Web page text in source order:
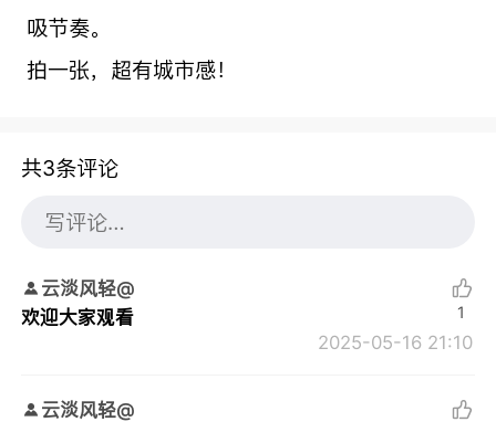
吸节奏。
拍一张，超有城市感！
共3条评论
云淡风轻@
欢迎大家观看
2025-05-16 21:10
1
云淡风轻@